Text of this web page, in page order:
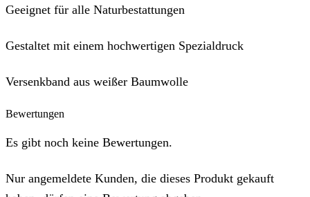
Geeignet für alle Naturbestattungen
Gestaltet mit einem hochwertigen Spezialdruck
Versenkband aus weißer Baumwolle
Bewertungen
Es gibt noch keine Bewertungen.
Nur angemeldete Kunden, die dieses Produkt gekauft